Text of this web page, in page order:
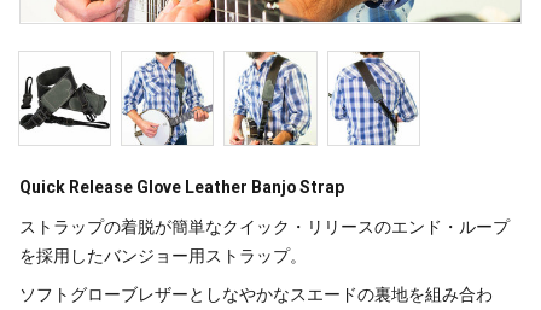
Quick Release Glove Leather Banjo Strap
ストラップの着脱が簡単なクイック・リリースのエンド・ループ
を採用したバンジョー用ストラップ。
ソフトグローブレザーとしなやかなスエードの裏地を組み合わ